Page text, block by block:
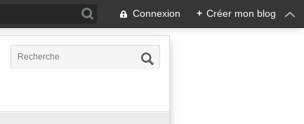
Connexion + Créer mon blog